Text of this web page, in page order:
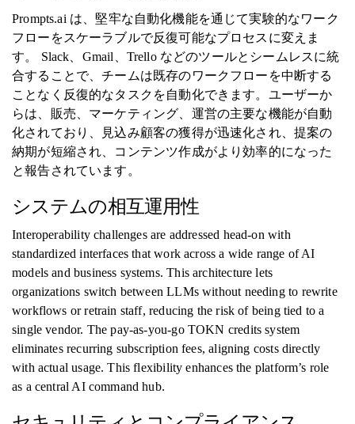
Prompts.ai は、堅牢な自動化機能を通じて実験的なワーク
フローをスケーラブルで反復可能なプロセスに変えま
す。 Slack、Gmail、Trello などのツールとシームレスに統
合することで、チームは既存のワークフローを中断する
ことなく反復的なタスクを自動化できます。ユーザーか
らは、販売、マーケティング、運営の主要な機能が自動
化されており、見込み顧客の獲得が迅速化され、提案の
納期が短縮され、コンテンツ作成がより効率的になった
と報告されています。
システムの相互運用性
Interoperability challenges are addressed head-on with
standardized interfaces that work across a wide range of AI
models and business systems. This architecture lets
organizations switch between LLMs without needing to rewrite
workflows or retrain staff, reducing the risk of being tied to a
single vendor. The pay-as-you-go TOKN credits system
eliminates recurring subscription fees, aligning costs directly
with actual usage. This flexibility enhances the platform’s role
as a central AI command hub.